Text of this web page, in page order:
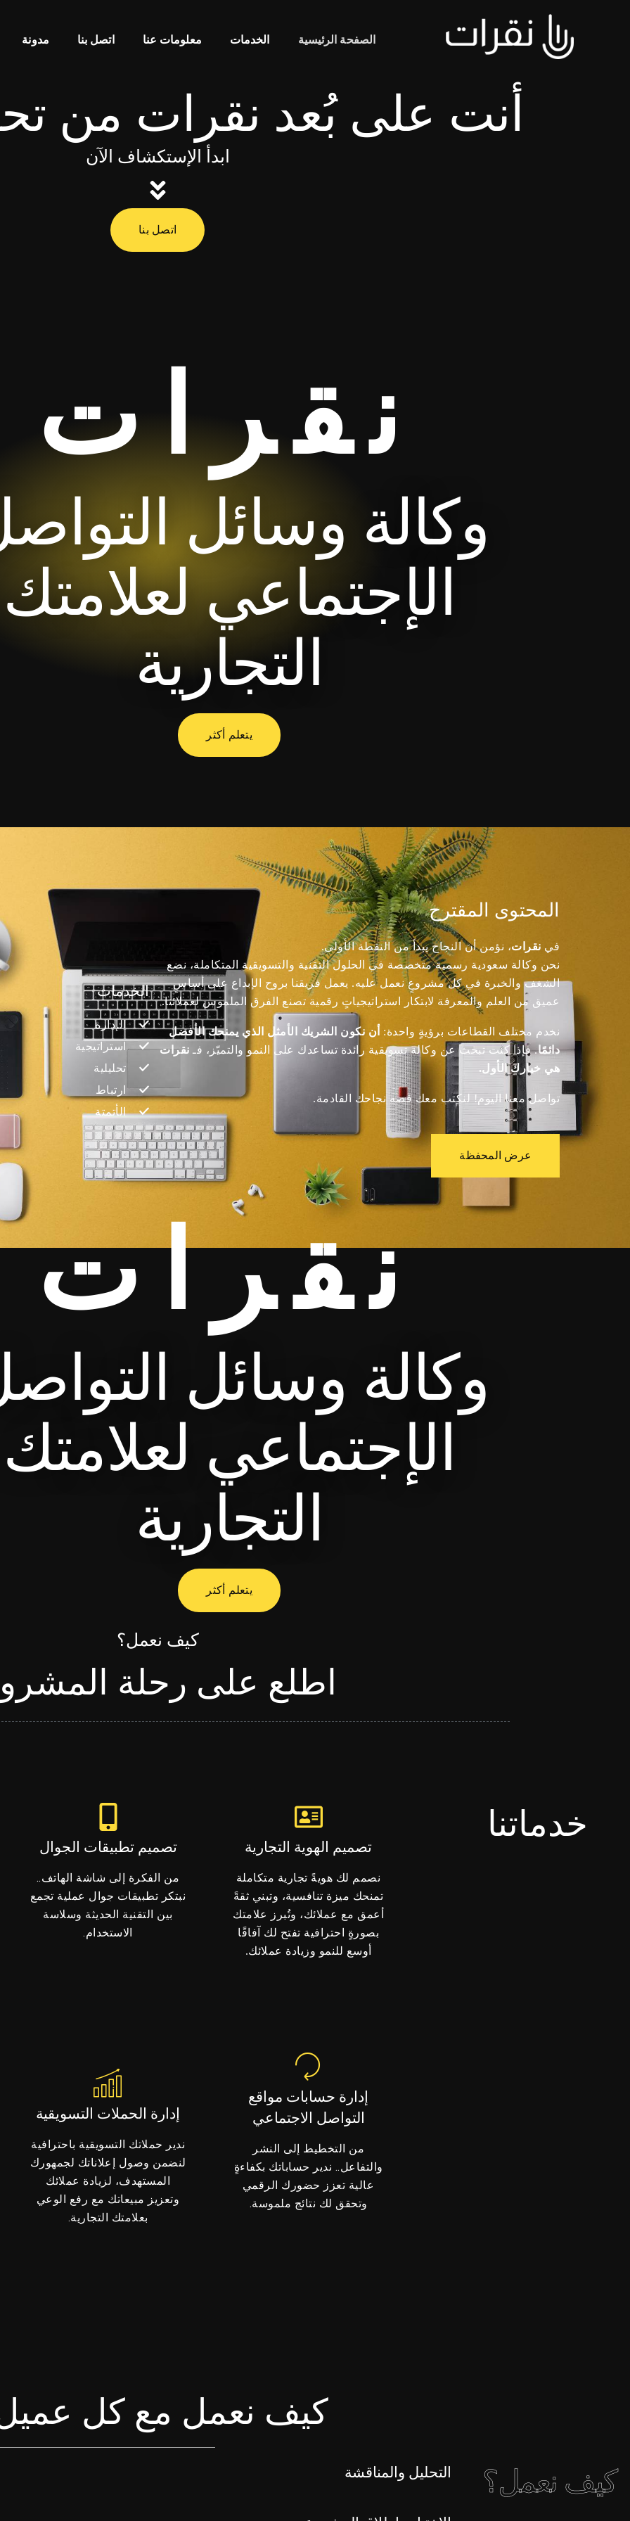
الصفحة الرئيسية الخدمات​ معلومات عنا اتصل بنا مدونة​
أنت على بُعد نقرات من
ابدأ الإستكشاف الآن
اتصل بنا
نقرات
وكالة وسائل
الإجتماعي لعلامتك
التجارية
يتعلم أكثر
المحتوى المقترح
في نقرات، نؤمن أن النجاح يبدأ من النقطة الأولى.
نحن وكالة سعودية رسمية متخصصة في الحلول التقنية والتسويقية المتكاملة، نضع
الشغف والخبرة في كل مشروعٍ نعمل عليه. يعمل فريقنا بروح الإبداع على أساسٍ
عميق من العلم والمعرفة لابتكار استراتيجياتٍ رقمية تصنع الفرق الملموس لعملائنا.
نخدم مختلف القطاعات برؤيةٍ واحدة: أن نكون الشريك الأمثل الذي يمنحك الأفضل
دائمًا. فإذا كنت تبحث عن وكالة تسويقية رائدة تساعدك على النمو والتميّز، فـ نقرات
هي خيارك الأول.
تواصل معنا اليوم! لنكتب معك قصة نجاحك القادمة.
عرض المحفظة
الخدمات
الإدارة
استراتيجية
تحليلية
ارتباط
الأتمتة
نقرات
وكالة وسائل
الإجتماعي لعلامتك
التجارية
يتعلم أكثر
كيف نعمل؟
اطلع على رحلة
خدماتنا​
تصميم الهوية التجارية
نصمم لك هويةً تجارية متكاملة
تمنحك ميزة تنافسية، وتبني ثقةً
أعمق مع عملائك، وتُبرز علامتك
بصورةٍ احترافية تفتح لك آفاقًا
أوسع للنمو وزيادة عملائك.
إدارة حسابات مواقع
التواصل الاجتماعي
من التخطيط إلى النشر
والتفاعل.. ندير حساباتك بكفاءةٍ
عالية تعزز حضورك الرقمي
وتحقق لك نتائج ملموسة.
تصميم تطبيقات الجوال
من الفكرة إلى شاشة الهاتف..
نبتكر تطبيقات جوال عملية تجمع
بين التقنية الحديثة وسلاسة
الاستخدام.
إدارة الحملات التسويقية
ندير حملاتك التسويقية باحترافية
لنضمن وصول إعلاناتك لجمهورك
المستهدف، لزيادة عملائك
وتعزيز مبيعاتك مع رفع الوعي
بعلامتك التجارية.
كيف نعمل؟
كيف نعمل مع كل
التحليل والمناقشة